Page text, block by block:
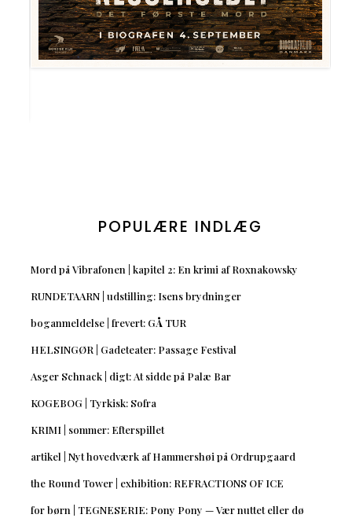
POPULÆRE INDLÆG
Mord på Vibrafonen | kapitel 2: En krimi af Roxnakowsky
RUNDETAARN | udstilling: Isens brydninger
boganmeldelse | frevert: GÅ TUR
HELSINGØR | Gadeteater: Passage Festival
Asger Schnack | digt: At sidde på Palæ Bar
KOGEBOG | Tyrkisk: Sofra
KRIMI | sommer: Efterspillet
artikel | Nyt hovedværk af Hammershøi på Ordrupgaard
the Round Tower | exhibition: REFRACTIONS OF ICE
for børn | TEGNESERIE: Pony Pony — Vær nuttet eller dø